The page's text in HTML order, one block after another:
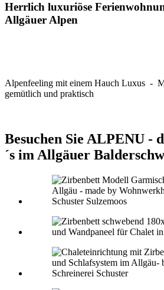
Herrlich luxuriöse
Allgäuer Alpen
Alpenfeeling mit einem Hauch Luxus -
gemütlich und praktisch
Besuchen Sie ALPENU -
´s im Allgäuer